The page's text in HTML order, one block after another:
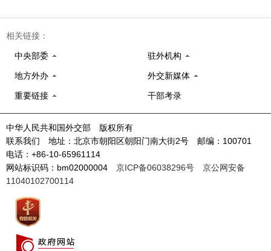
相关链接：
中央部委 驻外机构
地方外办 外交新媒体
重要链接 干部考录
中华人民共和国外交部 版权所有
联系我们 地址：北京市朝阳区朝阳门南大街2号 邮编：100701
电话：+86-10-65961114
网站标识码：bm02000004 京ICP备06038296号
京公网安备
11040102700114